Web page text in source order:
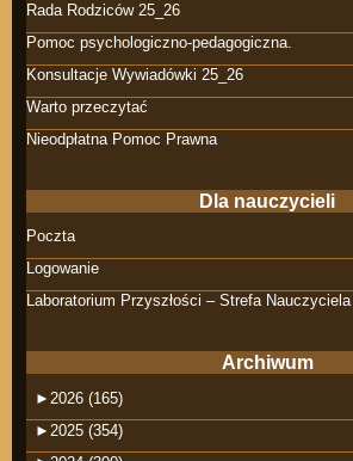
Rada Rodziców 25_26
Pomoc psychologiczno-pedagogiczna.
Konsultacje Wywiadówki 25_26
Warto przeczytać
Nieodpłatna Pomoc Prawna
Dla nauczycieli
Poczta
Logowanie
Laboratorium Przyszłości – Strefa Nauczyciela
Archiwum
► 2026 (165)
► 2025 (354)